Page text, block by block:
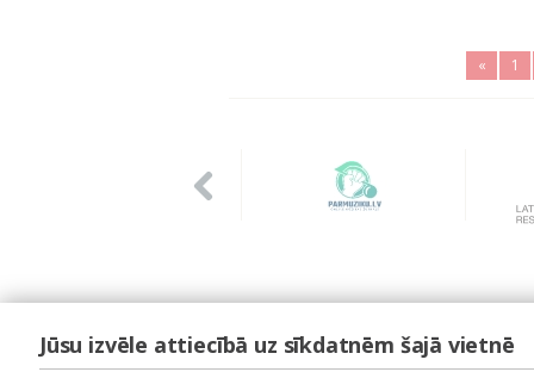
« 1
LAIPA
Jūsu izvēle attiecībā uz sīkdatnēm šajā vietnē